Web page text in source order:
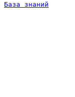
База знаний